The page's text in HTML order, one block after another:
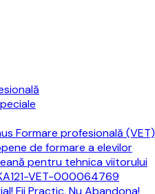
Formare profesională (VET)
de formare a elevilor
pentru tehnica viitorului
VET-000064769
Fii Practic, Nu Abandona!